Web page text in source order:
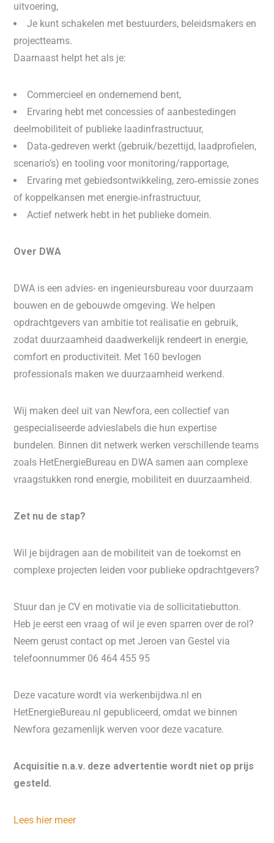
uitvoering,
Je kunt schakelen met bestuurders, beleidsmakers en
projectteams.
Daarnaast helpt het als je:
Commercieel en ondernemend bent,
Ervaring hebt met concessies of aanbestedingen
deelmobiliteit of publieke laadinfrastructuur,
Data‑gedreven werkt (gebruik/bezettijd, laadprofielen,
scenario’s) en tooling voor monitoring/rapportage,
Ervaring met gebiedsontwikkeling, zero‑emissie zones
of koppelkansen met energie‑infrastructuur,
Actief netwerk hebt in het publieke domein.
Over DWA
DWA is een advies- en ingenieursbureau voor duurzaam
bouwen en de gebouwde omgeving. We helpen
opdrachtgevers van ambitie tot realisatie en gebruik,
zodat duurzaamheid daadwerkelijk rendeert in energie,
comfort en productiviteit. Met 160 bevlogen
professionals maken we duurzaamheid werkend.
Wij maken deel uit van Newfora, een collectief van
gespecialiseerde advieslabels die hun expertise
bundelen. Binnen dit netwerk werken verschillende teams
zoals HetEnergieBureau en DWA samen aan complexe
vraagstukken rond energie, mobiliteit en duurzaamheid.
Zet nu de stap?
Wil je bijdragen aan de mobiliteit van de toekomst en
complexe projecten leiden voor publieke opdrachtgevers?
Stuur dan je CV en motivatie via de sollicitatiebutton.
Heb je eerst een vraag of wil je even sparren over de rol?
Neem gerust contact op met Jeroen van Gestel via
telefoonnummer 06 464 455 95
Deze vacature wordt via werkenbijdwa.nl en
HetEnergieBureau.nl gepubliceerd, omdat we binnen
Newfora gezamenlijk werven voor deze vacature.
Acquisitie n.a.v. deze advertentie wordt niet op prijs
gesteld.
Lees hier meer